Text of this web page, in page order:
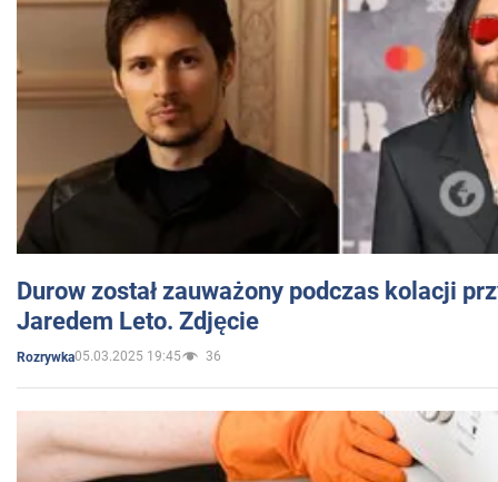
Durow został zauważony podczas kolacji
Jaredem Leto. Zdjęcie
Rozrywka05.03.2025 19:45 36